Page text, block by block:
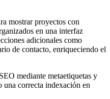
mostrar proyectos con
en una interfaz
adicionales como
de contacto, enriqueciendo el
mediante metaetiquetas y
una correcta indexación en